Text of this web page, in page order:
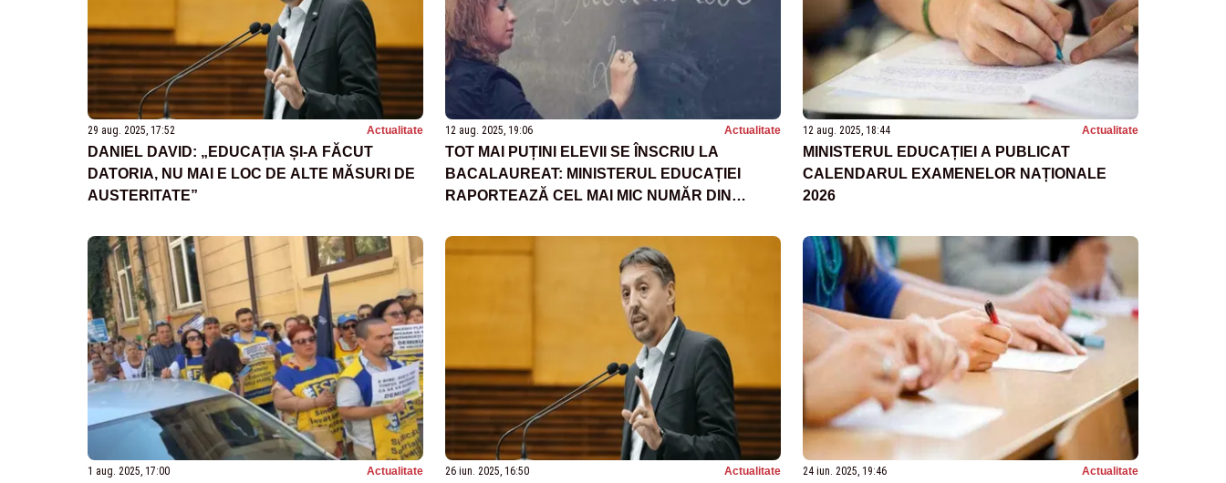
29 aug. 2025, 17:52 Actualitate
DANIEL DAVID: „EDUCAȚIA ȘI-A FĂCUT
DATORIA, NU MAI E LOC DE ALTE MĂSURI DE
AUSTERITATE”
12 aug. 2025, 19:06 Actualitate
TOT MAI PUȚINI ELEVII SE ÎNSCRIU LA
BACALAUREAT: MINISTERUL EDUCAȚIEI
RAPORTEAZĂ CEL MAI MIC NUMĂR DIN
12 aug. 2025, 18:44 Actualitate
MINISTERUL EDUCAȚIEI A PUBLICAT
CALENDARUL EXAMENELOR NAȚIONALE
2026
1 aug. 2025, 17:00 Actualitate 26 iun. 2025, 16:50 Actualitate 24 iun. 2025, 19:46 Actualitate